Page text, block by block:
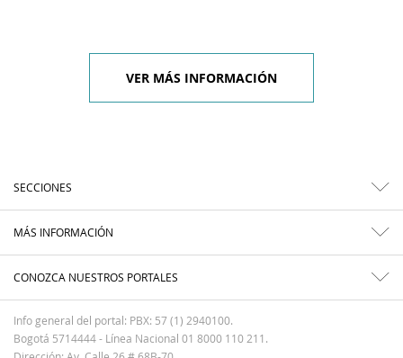
VER MÁS INFORMACIÓN
SECCIONES
MÁS INFORMACIÓN
CONOZCA NUESTROS PORTALES
Info general del portal: PBX: 57 (1) 2940100.
Bogotá 5714444 - Línea Nacional 01 8000 110 211.